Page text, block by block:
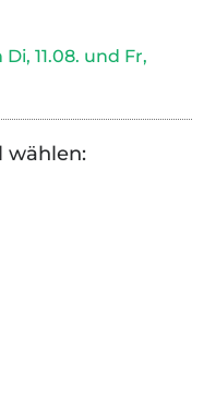
11.08. und Fr,
wählen: